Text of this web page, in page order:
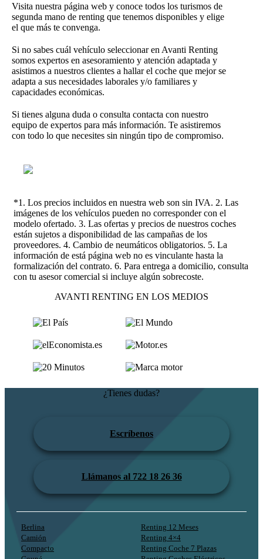
Visita nuestra página web y conoce todos los turismos de
segunda mano de renting que tenemos disponibles y elige
el que más te convenga.
Si no sabes cuál vehículo seleccionar en Avanti Renting
somos expertos en asesoramiento y atención adaptada y
asistimos a nuestros clientes a hallar el coche que mejor se
adapta a sus necesidades laborales y/o familiares y
capacidades económicas.
Si tienes alguna duda o consulta contacta con nuestro
equipo de expertos para más información. Te asistiremos
con todo lo que necesites sin ningún tipo de compromiso.
*1. Los precios incluidos en nuestra web son sin IVA. 2. Las
imágenes de los vehículos pueden no corresponder con el
modelo ofertado. 3. Las ofertas y precios de nuestros coches
están sujetos a disponibilidad de las campañas de los
proveedores. 4. Cambio de neumáticos obligatorios. 5. La
información de está página web no es vinculante hasta la
formalización del contrato. 6. Para entrega a domicilio, consulta
con tu asesor comercial si incluye algún sobrecoste.
AVANTI RENTING EN LOS MEDIOS
¿Tienes dudas?
Escríbenos
Llámanos al 722 18 26 36
Berlina
Camión
Compacto
Renting 12 Meses
Renting 4×4
Renting Coche 7 Plazas